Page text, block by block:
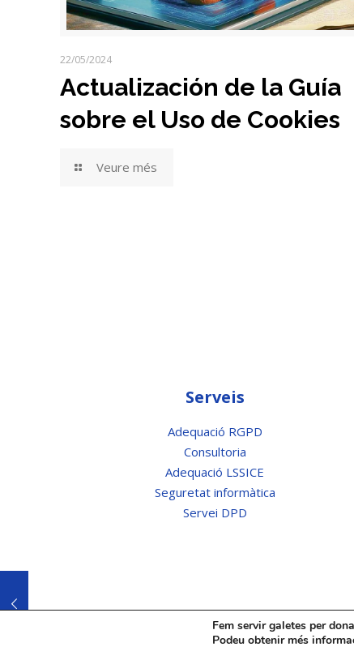
22/05/2024
Actualización de la Guía
sobre el Uso de Cookies
Veure més
Serveis
Adequació RGPD
Consultoria
Adequació LSSICE
Seguretat informàtica
Servei DPD
Fem servir galetes per
Podeu obtenir més